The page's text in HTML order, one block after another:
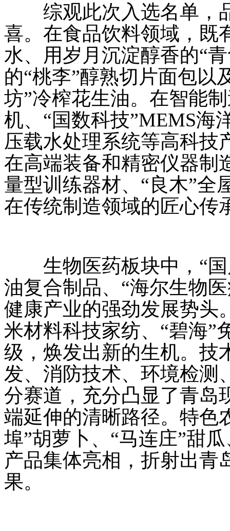
综观此次入选名单，
喜。在食品饮料领域，既
水、用岁月沉淀醇香的“
的“桃李”醇熟切片面包以
坊”冷榨花生油。在智能
机、“国数科技”MEMS海
压载水处理系统等高科技
在高端装备和精密仪器制
量型训练器材、“良木”全
在传统制造领域的匠心传
生物医药板块中，“国
油复合制品、“海尔生物
健康产业的强劲发展势头
米材料科技家纺、“碧海”
级，焕发出新的生机。技
发、消防技术、环境检测
分赛道，充分凸显了青岛
端延伸的清晰路径。特色
埠”胡萝卜、“马连庄”甜
产品集体亮相，折射出青
果。